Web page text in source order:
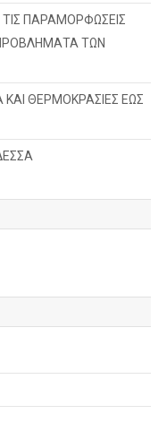
ΠΑΡΑΜΟΡΦΩΣΕΙΣ
ΤΩΝ
ΘΕΡΜΟΚΡΑΣΙΕΣ ΕΩΣ